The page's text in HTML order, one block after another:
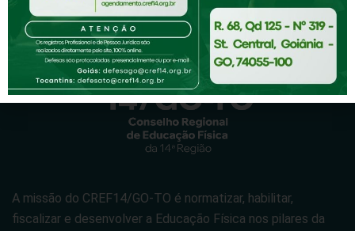
A missão do CREF14/GO-TO é normatizar, habilitar,
fiscalizar e desenvolver a Educação Física nos pilares da